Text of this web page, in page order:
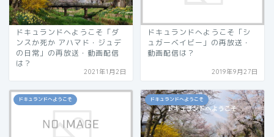
ドキュランドへようこそ「ダ
ンスか死か アハマド・ジュデ
の日常」の再放送・動画配信
は？
2021年1月2日
ドキュランドへようこそ「シ
ュガーベイビー」の再放送・
動画配信は？
2019年9月27日
ドキュランドへようこそ ドキュランドへようこそ